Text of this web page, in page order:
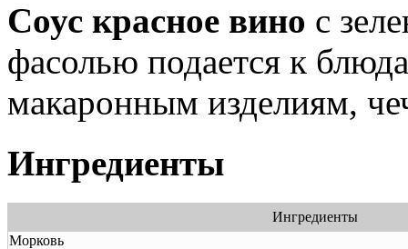
Соус красное вино с
фасолью подается к
макаронным изделиям,
Ингредиенты
Ингредиенты
Морковь